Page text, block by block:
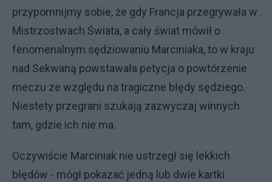
przypomnijmy sobie, że gdy Francja przegrywała w
Mistrzostwach Świata, a cały świat mówił o
fenomenalnym sędziowaniu Marciniaka, to w kraju
nad Sekwaną powstawała petycja o powtórzenie
meczu ze względu na tragiczne błędy sędziego.
Niestety przegrani szukają zazwyczaj winnych
tam, gdzie ich nie ma.
Oczywiście Marciniak nie ustrzegł się lekkich
błędów - mógł pokazać jedną lub dwie kartki